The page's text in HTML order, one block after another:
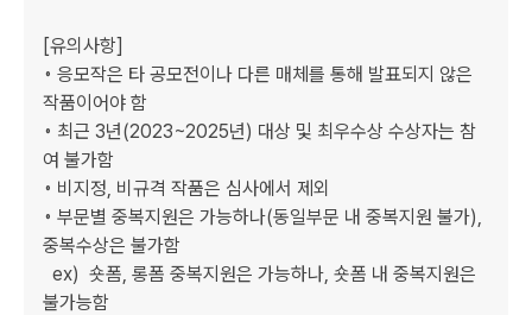
[유의사항]
◦ 응모작은 타 공모전이나 다른 매체를 통해 발표되지 않은
작품이어야 함
◦ 최근 3년(2023~2025년) 대상 및 최우수상 수상자는 참
여 불가함
◦ 비지정, 비규격 작품은 심사에서 제외
◦ 부문별 중복지원은 가능하나(동일부문 내 중복지원 불가),
중복수상은 불가함
불가능함